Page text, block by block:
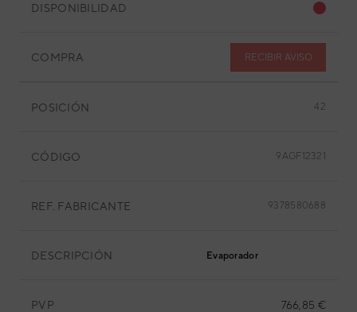
DISPONIBILIDAD
COMPRA RECIBIR AVISO
POSICIÓN 42
CÓDIGO 9AGF12321
REF. FABRICANTE 9378580688
DESCRIPCIÓN Evaporador
PVP 766,85 €